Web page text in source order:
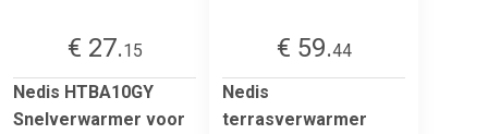
€ 27.15
Nedis HTBA10GY
Snelverwarmer voor
€ 59.44
Nedis
terrasverwarmer